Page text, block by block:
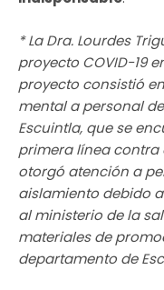
* La Dra. Lourdes
proyecto COVID-19
proyecto consistió
mental a personal
Escuintla, que se
primera línea contra
otorgó atención a
aislamiento debido
al ministerio de la
materiales de
departamento de